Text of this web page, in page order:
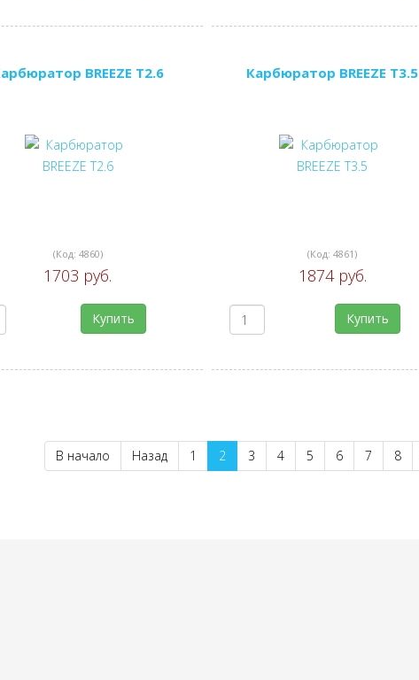
BREEZE T2.6
(Код: 4860)
1703 руб.
Купить
Карбюратор BREEZE T3.5
(Код:4861)
1874 руб.
Купить
В начало Назад 1 2 3 4 5 6 7 8